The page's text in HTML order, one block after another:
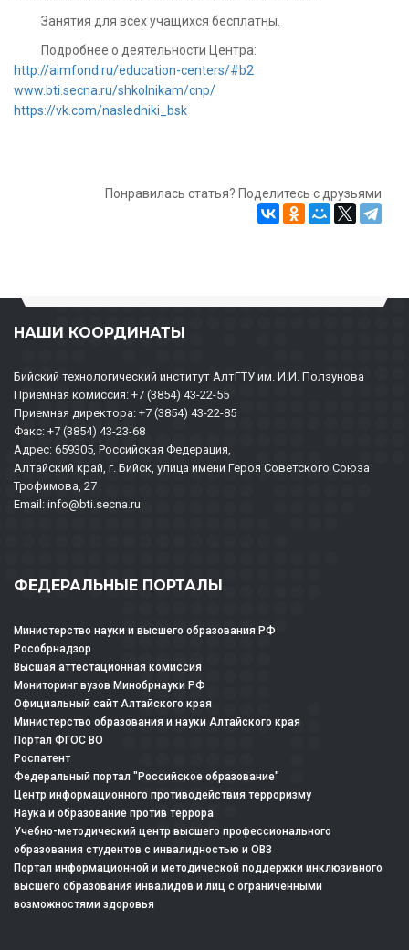
Занятия для всех учащихся бесплатны.
Подробнее о деятельности Центра:
http://aimfond.ru/education-centers/#b2
www.bti.secna.ru/shkolnikam/cnp/
https://vk.com/nasledniki_bsk
Понравилась статья? Поделитесь с друзьями
НАШИ КООРДИНАТЫ
Бийский технологический институт АлтГТУ им. И.И. Ползунова
Приемная комиссия: +7 (3854) 43-22-55
Приемная директора: +7 (3854) 43-22-85
Факс: +7 (3854) 43-23-68
Адрес: 659305, Российская Федерация,
Алтайский край, г. Бийск, улица имени Героя Советского Союза
Трофимова, 27
Email: info@bti.secna.ru
ФЕДЕРАЛЬНЫЕ ПОРТАЛЫ
Министерство науки и высшего образования РФ
Рособрнадзор
Высшая аттестационная комиссия
Мониторинг вузов Минобрнауки РФ
Официальный сайт Алтайского края
Министерство образования и науки Алтайского края
Портал ФГОС ВО
Роспатент
Федеральный портал "Российское образование"
Центр информационного противодействия терроризму
Наука и образование против террора
Учебно-методический центр высшего профессионального
образования студентов с инвалидностью и ОВЗ
Портал информационной и методической поддержки инклюзивного
высшего образования инвалидов и лиц с ограниченными
возможностями здоровья